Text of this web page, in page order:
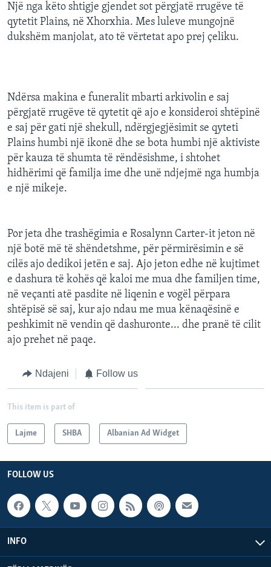
Një nga këto shtigje gjendet sot përgjatë rrugëve të
qytetit Plains, në Xhorxhia. Mes luleve mungojnë
dukshëm manjolat, ato të vërtetat apo prej çeliku.
Ndërsa makina e funeralit mbarti arkivolin e saj
përgjatë rrugëve të qytetit që ajo e konsideroi shtëpinë
e saj për gati një shekull, ndërgjegjësimit se qyteti
Plains humbi një ikonë dhe se bota humbi një aktiviste
për kauza të shumta të rëndësishme, i shtohet
hidhërimi që familja ime dhe unë ndjejmë nga humbja
e një mikeje.
Por jeta dhe trashëgimia e Rosalynn Carter-it jeton në
një botë më të shëndetshme, për përmirësimin e së
cilës ajo dedikoi jetën e saj. Ajo jeton edhe në kujtimet
e dashura të kohës që kaloi me mua dhe familjen time,
në veçanti atë pasdite në liqenin e vogël përpara
shtëpisë së saj, kur ajo ndau me mua kënaqësinë e
peshkimit në vendin që dashuronte... dhe pranë të cilit
ajo prehet në paqe.
Ndajeni Follow us
This item is part of
Lajme SHBA Albanian Ad Widget
FOLLOW US
INFO